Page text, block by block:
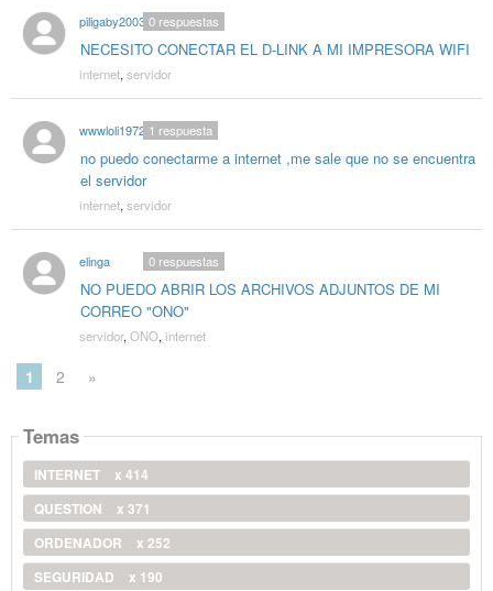
piligaby2003
NECESITO CONECTAR EL D-LINK A MI IMPRESORA WIFI
0respuestas
internet, servidor
wwwloli1972
no puedo conectarme a internet ,me sale que no se encuentra
el servidor
1 respuesta
internet, servidor
elinga
NO PUEDO ABRIR LOS ARCHIVOS ADJUNTOS DE MI
CORREO "ONO"
0respuestas
servidor, ONO, internet
1 2 »
Temas
INTERNET
x 414
QUESTION
x 371
ORDENADOR
x 252
SEGURIDAD
x 190